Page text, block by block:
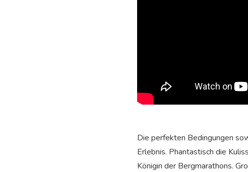
Die perfekten Bedingungen
Erlebnis. Phantastisch die
Königin der Bergmarathons.